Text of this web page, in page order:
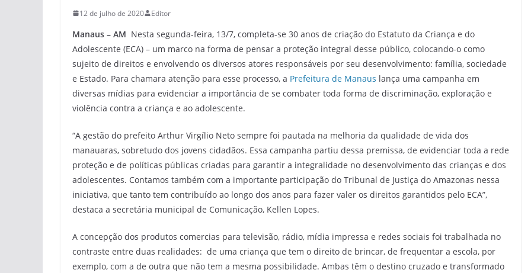
12 de julho de 2020 Editor
Manaus – AM Nesta segunda-feira, 13/7, completa-se 30 anos de criação do Estatuto da Criança e do
Adolescente (ECA) – um marco na forma de pensar a proteção integral desse público, colocando-o como
sujeito de direitos e envolvendo os diversos atores responsáveis por seu desenvolvimento: família, sociedade
e Estado. Para chamara atenção para esse processo, a Prefeitura de Manaus lança uma campanha em
diversas mídias para evidenciar a importância de se combater toda forma de discriminação, exploração e
violência contra a criança e ao adolescente.
“A gestão do prefeito Arthur Virgílio Neto sempre foi pautada na melhoria da qualidade de vida dos
manauaras, sobretudo dos jovens cidadãos. Essa campanha partiu dessa premissa, de evidenciar toda a rede
proteção e de políticas públicas criadas para garantir a integralidade no desenvolvimento das crianças e dos
adolescentes. Contamos também com a importante participação do Tribunal de Justiça do Amazonas nessa
iniciativa, que tanto tem contribuído ao longo dos anos para fazer valer os direitos garantidos pelo ECA”,
destaca a secretária municipal de Comunicação, Kellen Lopes.
A concepção dos produtos comercias para televisão, rádio, mídia impressa e redes sociais foi trabalhada no
contraste entre duas realidades: de uma criança que tem o direito de brincar, de frequentar a escola, por
exemplo, com a de outra que não tem a mesma possibilidade. Ambas têm o destino cruzado e transformado